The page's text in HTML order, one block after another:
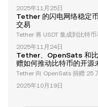
球加密货币领域的领导者，与
台Rumble合作，推出了
非托管加密货币钱包。这一合
及其观众提供无缝、低成本和
改变创作者经济。 在本文中
钱包的功能、优势及其更广泛
定义创作者的内容变现方式
2025年11月25日
Tether 的闪电网络稳定
交易
Tether 将 USDT 集成到比特
全球最广泛使用的稳定币
其稳定币集成到比特币生态系
领域。这一战略举措利用了闪
s 协议，将比特币的去中心化
度和可扩展性相结合。这一集
实用性，实现高速、低成本的
2025年11月24日
Tether、OpenSats 和
赠如何推动比特币的开源
Tether 向 OpenSats 捐赠 25
入动力 Tether，这家加密货
OpenSats 捐赠 25 万美元而
2025年10月19日